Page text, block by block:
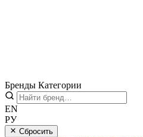
Бренды Категории
EN
РУ
Сбросить